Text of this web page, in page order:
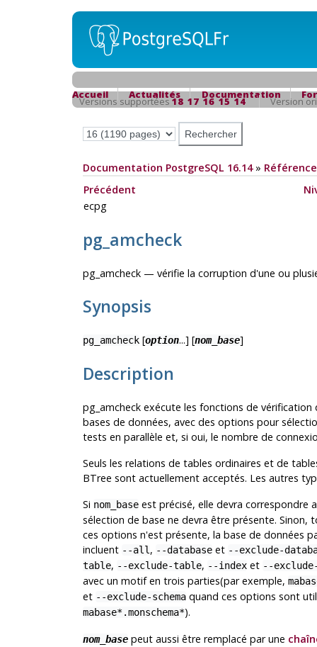
Accueil Actualités Documentation
Versions supportées18 17 16 15 14 Version
Documentation PostgreSQL 16.14» Référence
Précédent
ecpg
pg_amcheck
pg_amcheck — vérifie la corruption d'une ou
Synopsis
pg_amcheck[option...] [nom_base]
Description
pg_amcheckexécute les fonctions de
bases de données, avec des options pour
tests en parallèle et, si oui, le nombre de
Seuls les relations de tables ordinaires et de
BTree sont actuellement acceptés. Les autres
Si nom_baseest précisé, elle devra correspondre
sélection de base ne devra être présente. Sinon,
ces options n'est présente, la base de données
incluent --all, --databaseet --exclude-
table, --exclude-table, --indexet --
avec un motif en trois parties(par exemple,
et --exclude-schemaquand ces options sont
mabase*.monschema*).
nom_basepeut aussi être remplacé par une